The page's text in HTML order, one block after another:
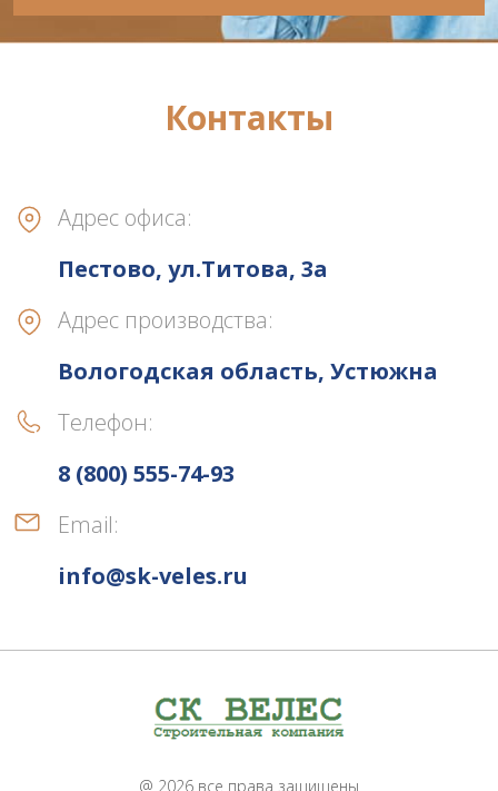
Контакты
Адрес офиса:
Пестово, ул.Титова, 3а
Адрес производства:
Вологодская область, Устюжна
Телефон:
8 (800) 555-74-93
Email:
info@sk-veles.ru
@ 2026 все права защищены